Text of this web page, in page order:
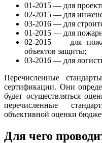
01-2015 — для
02-2015 — для
03-2016 — для
01-2015 — для
02-2015 — для
объектов защиты;
03-2016 — для
Перечисленные
сертификации. Они
будет осуществляться
перечисленные
объективной оценки
Для чего